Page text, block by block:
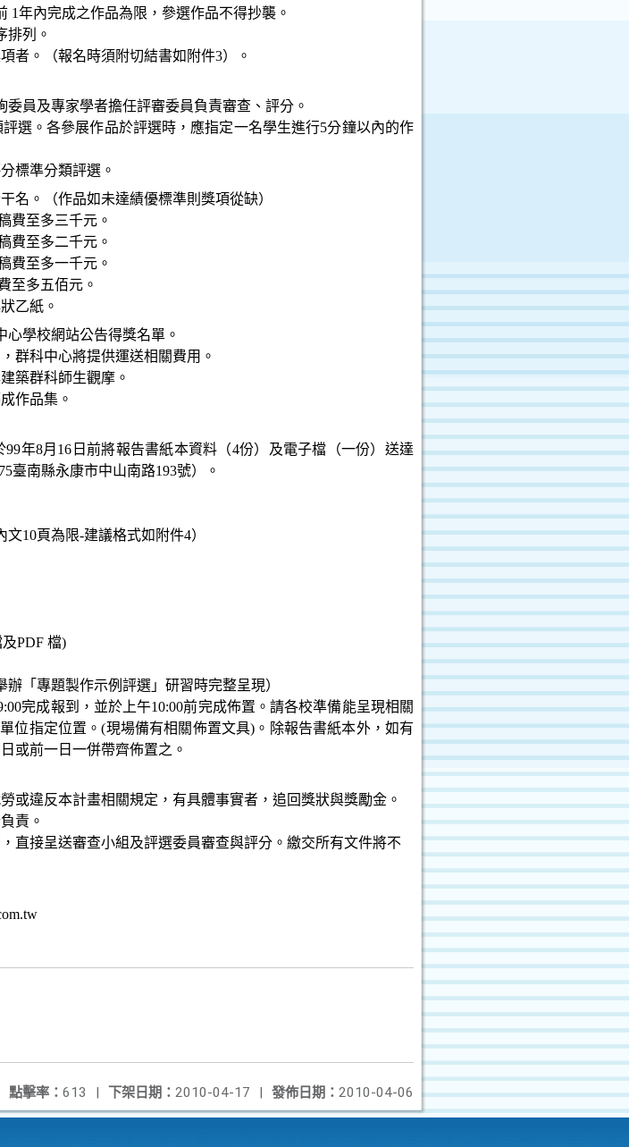
1年內完成之作品為限，參選作品不得抄襲。
排列。
者。（報名時須附切結書如附件3）。
員及專家學者擔任評審委員負責審查、評分。
選。各參展作品於評選時，應指定一名學生進行5分鐘以內的作
標準分類評選。
名。（作品如未達績優標準則獎項從缺）
費至多三千元。
費至多二千元。
費至多一千元。
至多五佰元。
乙紙。
學校網站公告得獎名單。
群科中心將提供運送相關費用。
築群科師生觀摩。
作品集。
99年8月 16 日前將報告書紙本資料（4份）及電子檔（一份）送達
臺南縣永康市中山南路193號）。
文10頁為限-建議格式如附件4）
PDF 檔)
「專題製作示例評選」研習時完整呈現）
完成報到，並於上午10:00前完成佈置。請各校準備能呈現相關
位指定位置。(現場備有相關佈置文具) 。除報告書紙本外，如有
或前一日一併帶齊佈置之。
或違反本計畫相關規定，有具體事實者，追回獎狀與獎勵金。
責。
直接呈送審查小組及評選委員審查與評分。繳交所有文件將不
發佈日期： 2010-04-06
下架日期： 2010-04-17 |
點擊率： 613 |